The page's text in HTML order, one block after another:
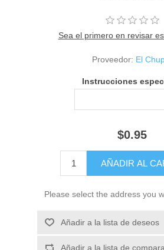
Sea el primero en revisar
Proveedor: El
Instrucciones
$0.95
Please select the address you